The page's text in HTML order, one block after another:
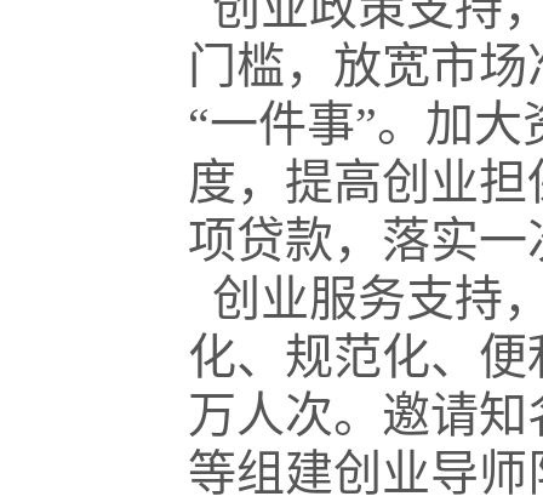
门槛，放宽市
“一件事”。加
度，提高创业
项贷款，落实
创业服务支持
化、规范化、
万人次。邀请
等组建创业导